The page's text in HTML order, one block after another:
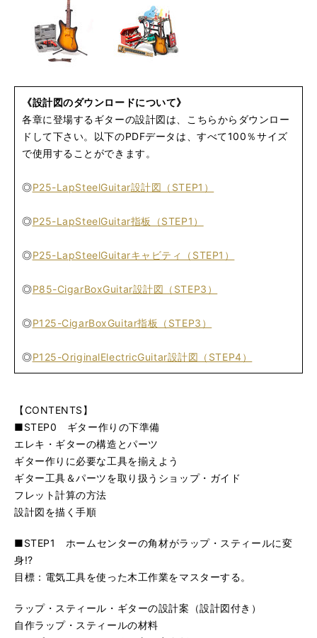
《設計図のダウンロードについて》
各章に登場するギターの設計図は、こちらからダウンロー
ドして下さい。以下のPDFデータは、すべて100％サイズ
で使用することができます。
◎P25-LapSteelGuitar設計図（STEP1）
◎P25-LapSteelGuitar指板（STEP1）
◎P25-LapSteelGuitarキャビティ（STEP1）
◎P85-CigarBoxGuitar設計図（STEP3）
◎P125-CigarBoxGuitar指板（STEP3）
◎P125-OriginalElectricGuitar設計図（STEP4）
【CONTENTS】
■STEP0 ギター作りの下準備
エレキ・ギターの構造とパーツ
ギター作りに必要な工具を揃えよう
ギター工具＆パーツを取り扱うショップ・ガイド
フレット計算の方法
設計図を描く手順
■STEP1 ホームセンターの角材がラップ・スティールに変
身!?
目標：電気工具を使った木工作業をマスターする。
ラップ・スティール・ギターの設計案（設計図付き）
自作ラップ・スティールの材料